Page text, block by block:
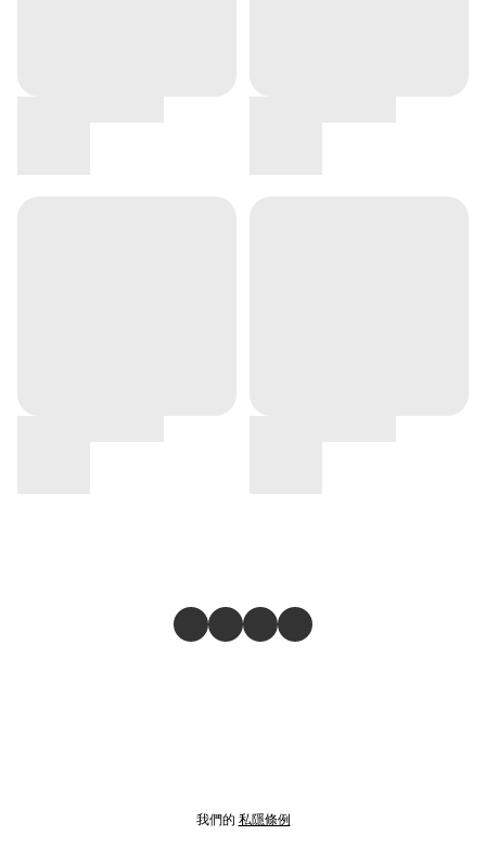
我們的 私隱條例